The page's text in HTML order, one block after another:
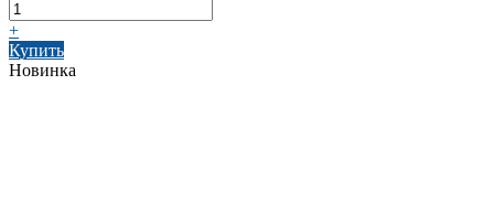
+
Купить
Новинка